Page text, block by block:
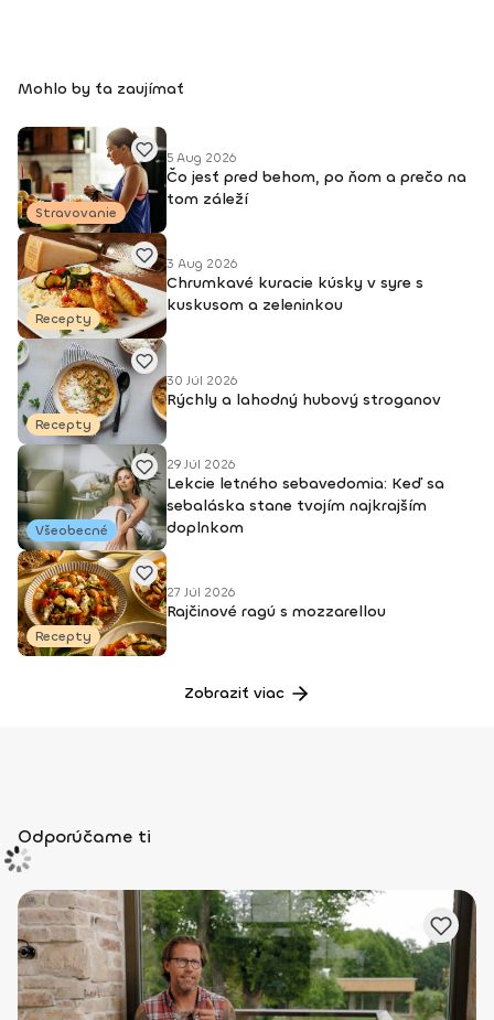
stránke nikolchovancova.sk Dosiahnuté vzdelanie: Inštruktor
lektori: Bc. Michaela Hluchová (SR), Václav Krejčík (ČR)
Intenzívny odborný seminár Gravid jogy – lektor Ing. Dana
Beierová (ČR)
Mohlo by ťa zaujímať
Stravovanie
5 Aug 2026
Čo jesť pred behom, po ňom a prečo na
tom záleží
Recepty
3 Aug 2026
Chrumkavé kuracie kúsky v syre s
kuskusom a zeleninkou
Recepty
30 Júl 2026
Rýchly a lahodný hubový stroganov
Všeobecné
29 Júl 2026
Lekcie letného sebavedomia: Keď sa
sebaláska stane tvojím najkrajším
doplnkom
Recepty
27 Júl 2026
Rajčinové ragú s mozzarellou
Zobraziť viac
Odporúčame ti